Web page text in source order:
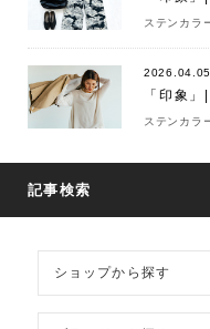
ステンカラ
2026.04.05
「印象
ステンカラ
記事検索